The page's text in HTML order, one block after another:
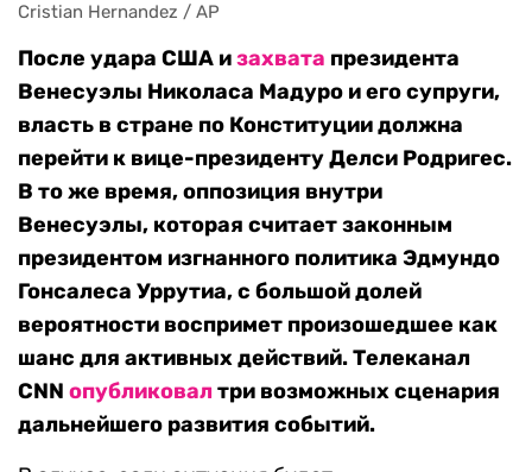
Cristian Hernandez / AP
После удара США изахвата президента
Венесуэлы Николаса Мадуро и его супруги,
власть в стране по Конституции должна
перейти к вице-президенту Делси Родригес.
В то же время, оппозиция внутри
Венесуэлы, которая считает законным
президентом изгнанного политика Эдмундо
Гонсалеса Уррутиа, с большой долей
вероятности воспримет произошедшее как
шанс для активных действий. Телеканал
CNN опубликовалтри возможных сценария
дальнейшего развития событий.